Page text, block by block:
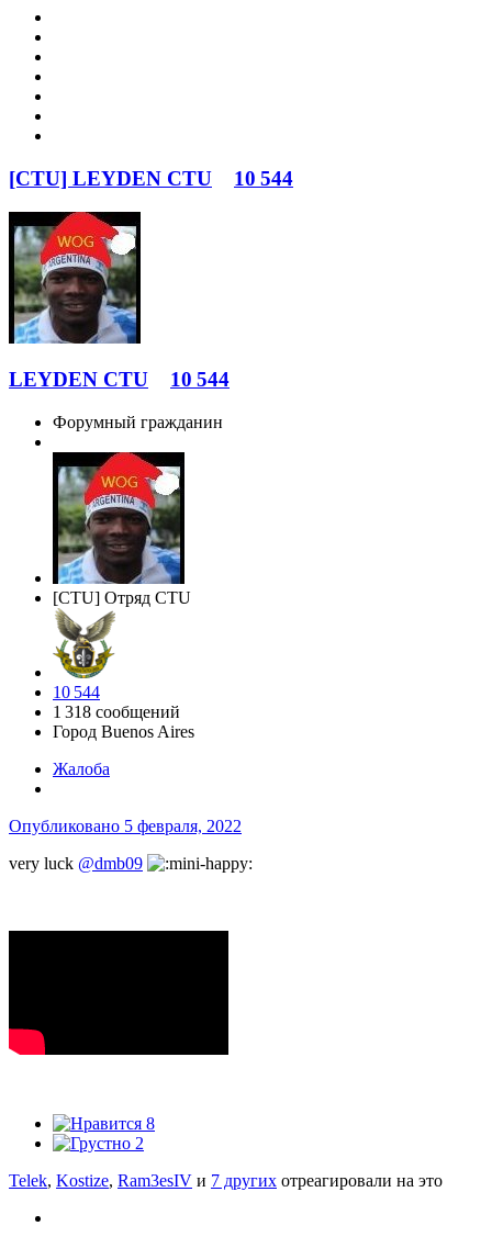
[CTU] LEYDEN CTU 10 544
LEYDEN CTU 10 544
Форумный гражданин
[CTU] Отряд CTU
10 544
1 318 сообщений
Город Buenos Aires
Жалоба
Опубликовано 5 февраля, 2022
very luck @dmb09
8
2
Telek, Kostize, Ram3esIV и 7 других отреагировали на это